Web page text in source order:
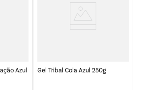
Azul
Gel Tribal Cola Azul 250g